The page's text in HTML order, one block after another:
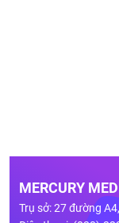
MERCURY
Trụ sở: 27 đường